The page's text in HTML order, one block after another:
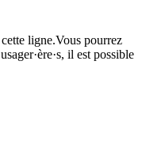
ligne.Vous pourrez
il est possible